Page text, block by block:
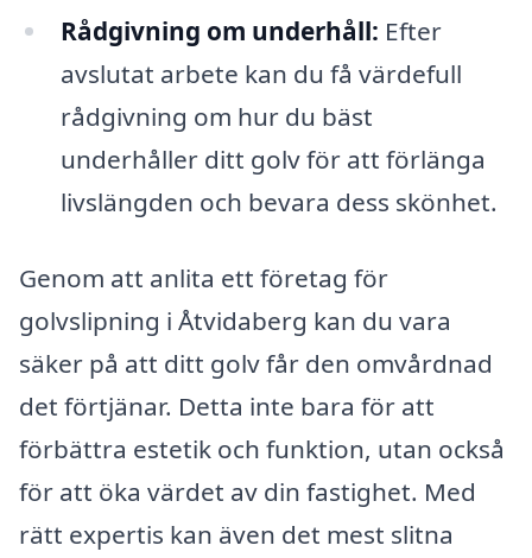
Rådgivning om underhåll: Efter
avslutat arbete kan du få värdefull
rådgivning om hur du bäst
underhåller ditt golv för att förlänga
livslängden och bevara dess skönhet.
Genom att anlita ett företag för
golvslipning i Åtvidaberg kan du vara
säker på att ditt golv får den omvårdnad
det förtjänar. Detta inte bara för att
förbättra estetik och funktion, utan också
för att öka värdet av din fastighet. Med
rätt expertis kan även det mest slitna